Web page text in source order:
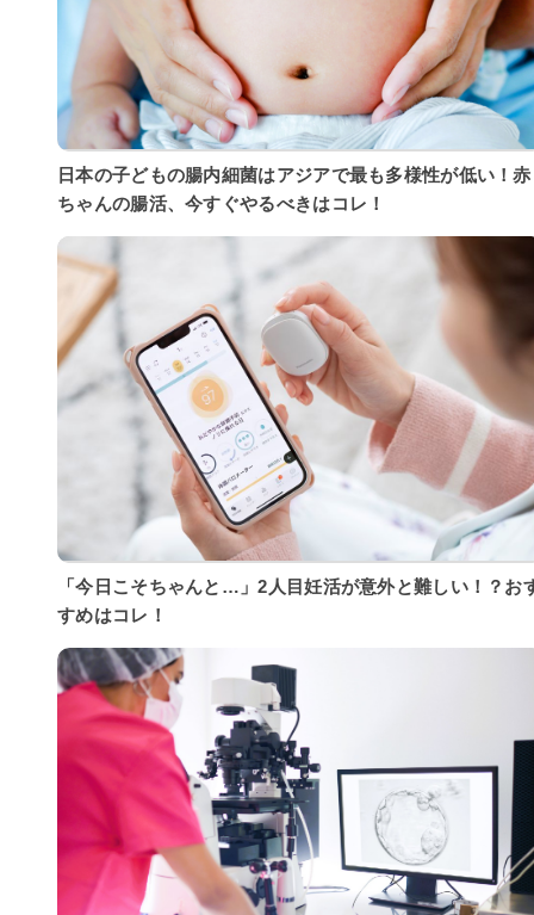
日本の子どもの腸内細菌はアジアで最も多様性が低い！赤
ちゃんの腸活、今すぐやるべきはコレ！
「今日こそちゃんと…」2人目妊活が意外と難しい！？お
すめはコレ！